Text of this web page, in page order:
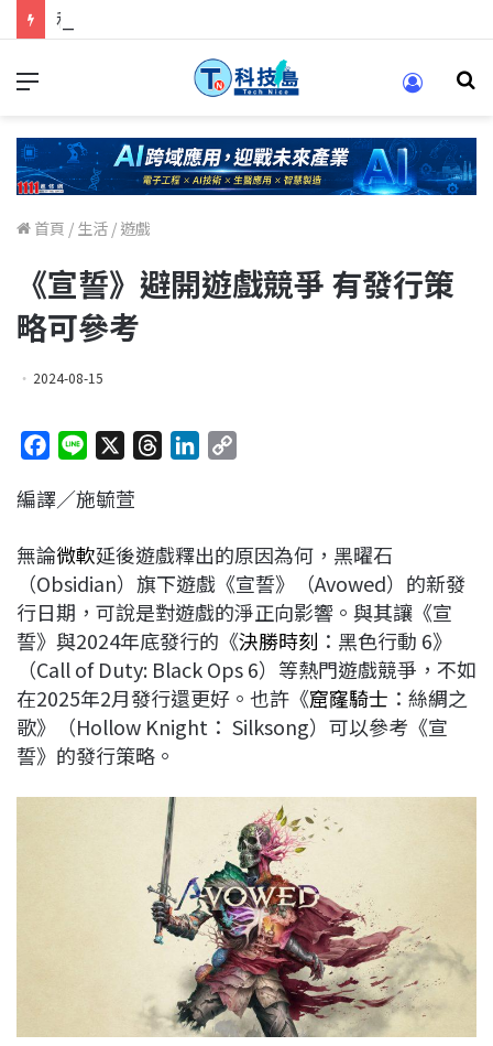
科技人找工作，就到TECH+ 科技專區!
首頁 / 生活 / 遊戲
《宣誓》避開遊戲競爭 有發行策
略可參考
2024-08-15
c
b
o
o
k
n
a
d
s
e
d
I
n
L
i
n
k
編譯／施毓萱
無論微軟延後遊戲釋出的原因為何，黑曜石
（Obsidian）旗下遊戲《宣誓》（Avowed）的新發
行日期，可說是對遊戲的淨正向影響。與其讓《宣
誓》與2024年底發行的《決勝時刻 ：黑色行動 6》
（Call of Duty: Black Ops 6）等熱門遊戲競爭，不如
在2025年2月發行還更好。也許《窟窿騎士 ：絲綢之
歌》（Hollow Knight： Silksong）可以參考《宣
誓》的發行策略。